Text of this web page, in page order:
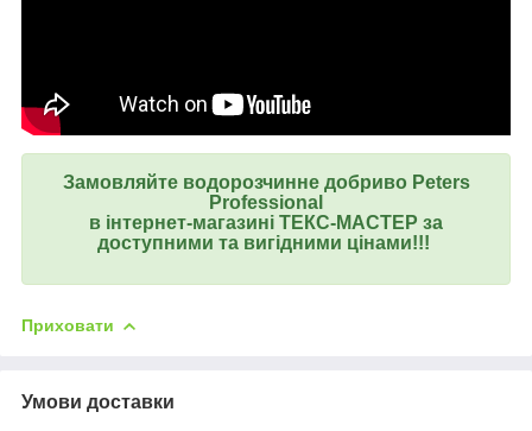
Замовляйте водорозчинне добриво Peters
Professional
в інтернет-магазині ТЕКС-МАСТЕР за
доступними та вигідними цінами!!!
Приховати
Умови доставки